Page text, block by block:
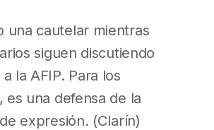
una cautelar mientras
siguen discutiendo
la AFIP. Para los
es una defensa de la
expresión. (Clarín)